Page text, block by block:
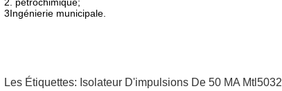
3Ingénierie municipale.
Les Étiquettes: Isolateur D'impulsions De 50 MA Mtl5032